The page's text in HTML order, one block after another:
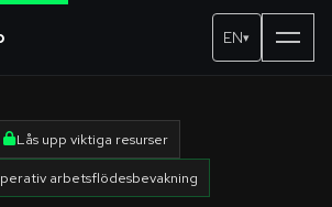
EN▾
Lås upp viktiga resurser
arbetsflödesbevakning